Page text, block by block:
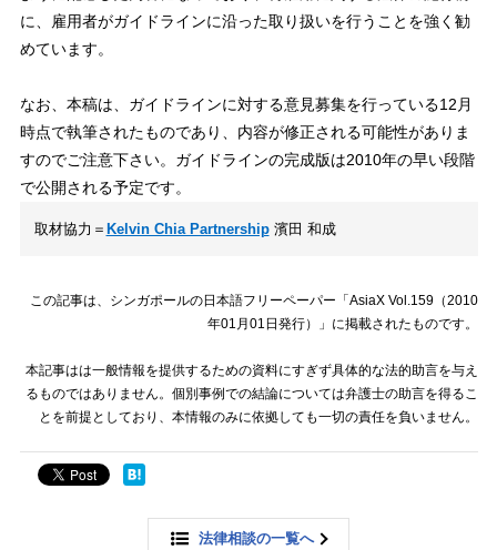
に、雇用者がガイドラインに沿った取り扱いを行うことを強く勧
めています。
なお、本稿は、ガイドラインに対する意見募集を行っている12月
時点で執筆されたものであり、内容が修正される可能性がありま
すのでご注意下さい。ガイドラインの完成版は2010年の早い段階
で公開される予定です。
取材協力＝ Kelvin Chia Partnership濱田 和成
この記事は、シンガポールの日本語フリーペーパー「AsiaX Vol.159（2010
年01月01日発行）」に掲載されたものです。
本記事はは一般情報を提供するための資料にすぎず具体的な法的助言を与え
るものではありません。個別事例での結論については弁護士の助言を得るこ
とを前提としており、本情報のみに依拠しても一切の責任を負いません。
法律相談の一覧へ